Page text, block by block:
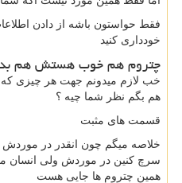
فقط حواستون باشه از دادن
خودداری کنید
چتروم هم خوب هستش هم
خب لازم میدونم جهت هر چیزی که
هم بگم نظر شما چیه ؟
قسمت های مثبت
خلاصه میگم چون انقدر در موردش
سرچ کنین در موردش ولی انسان
همین چتروم ها جایی هست